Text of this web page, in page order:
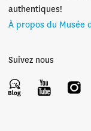
authentiques!
À propos du Musée
Suivez nous